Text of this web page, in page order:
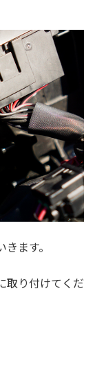
ます。
取り付けてくだ